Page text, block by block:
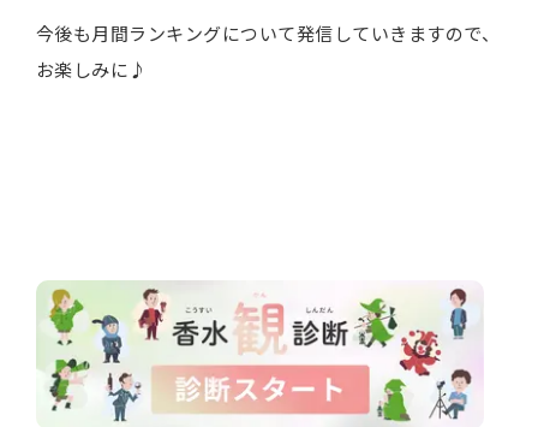
今後も月間ランキングについて発信していきますので、
お楽しみに♪